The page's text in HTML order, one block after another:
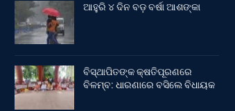
ଆହୁରି ୪ ଦିନ ବଡ଼ ବର୍ଷା ଆଶଙ୍କା
ବିସ୍ଥାପିତଙ୍କ କ୍ଷତିପୂରଣରେ
ବିଳମ୍ବ: ଧାରଣାରେ ବସିଲେ ବିଧାୟକ